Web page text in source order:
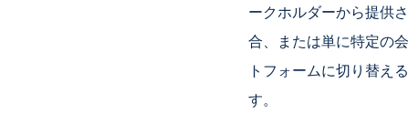
ークホルダーから提供
合、または単に特定の
トフォームに切り替え
す。